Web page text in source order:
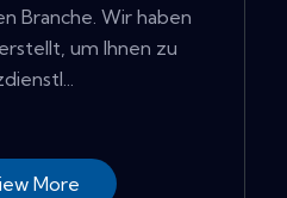
Branche. Wir haben
um Ihnen zu
More